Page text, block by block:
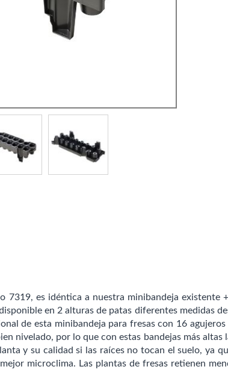
7319, es idéntica a nuestra minibandeja existente
en 2 alturas de patas diferentes medidas
de esta minibandeja para fresas con 16
nivelado, por lo que con estas bandejas más altas
y su calidad si las raíces no tocan el suelo, ya
microclima. Las plantas de fresas retienen